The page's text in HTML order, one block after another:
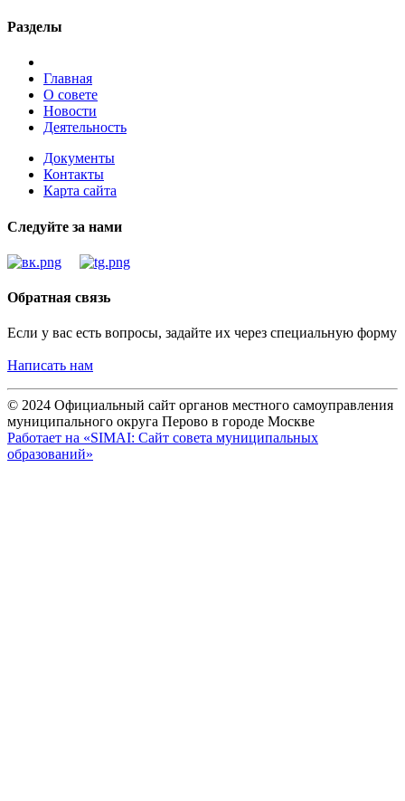
Разделы
Главная
О совете
Новости
Деятельность
Документы
Контакты
Карта сайта
Следуйте за нами
Обратная связь
Если у вас есть вопросы, задайте их через специальную форму
Написать нам
© 2024 Официальный сайт органов местного самоуправления
муниципального округа Перово в городе Москве
Работает на «SIMAI: Сайт совета муниципальных
образований»